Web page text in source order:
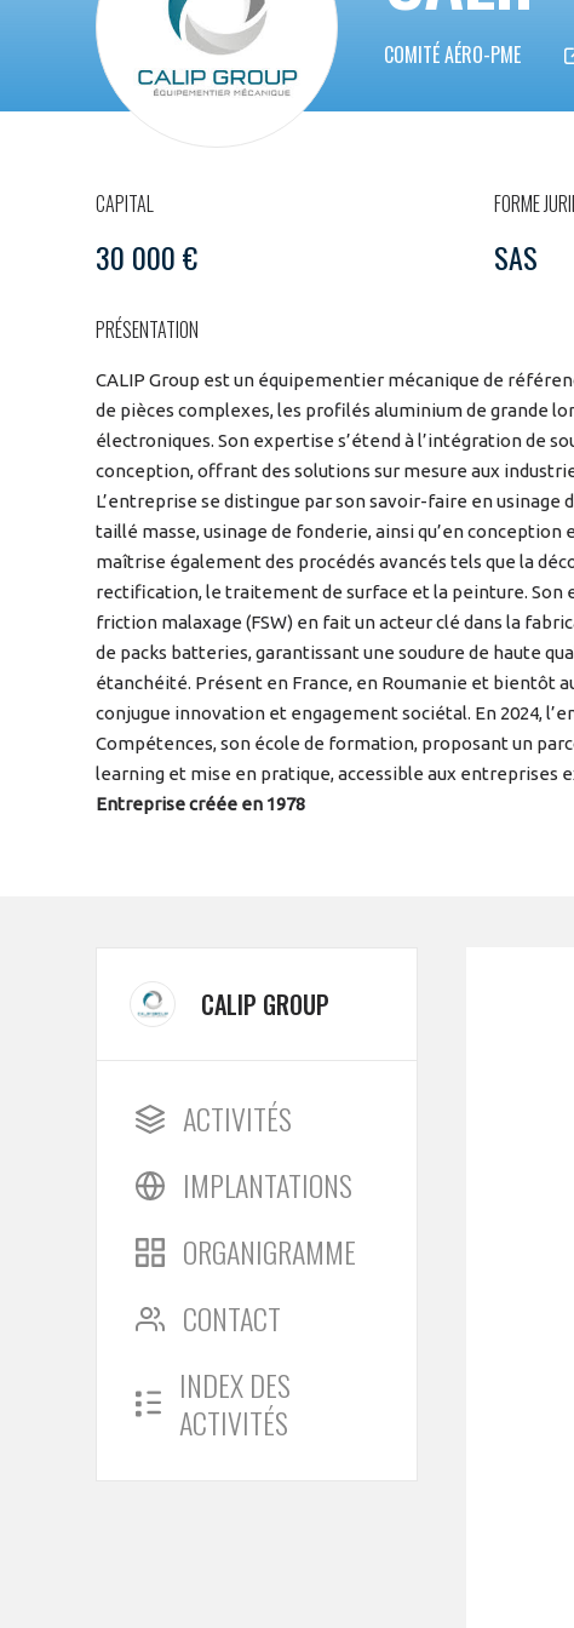
COMITÉ AÉRO-PME
CAPITAL
30 000 €
FORME
SAS
PRÉSENTATION
CALIP Group est un équipementier mécanique de
de pièces complexes, les profilés aluminium de grande
électroniques. Son expertise s’étend à l’intégration de
conception, offrant des solutions sur mesure aux
L’entreprise se distingue par son savoir-faire en usinage
taillé masse, usinage de fonderie, ainsi qu’en conception
maîtrise également des procédés avancés tels que la
rectification, le traitement de surface et la peinture. Son
friction malaxage (FSW) en fait un acteur clé dans la
de packs batteries, garantissant une soudure de haute
étanchéité. Présent en France, en Roumanie et bientôt
conjugue innovation et engagement sociétal. En 2024,
Compétences, son école de formation, proposant un
learning et mise en pratique, accessible aux entreprises
Entreprise créée en 1978
CALIP GROUP
ACTIVITÉS
IMPLANTATIONS
ORGANIGRAMME
CONTACT
INDEX DES
ACTIVITÉS